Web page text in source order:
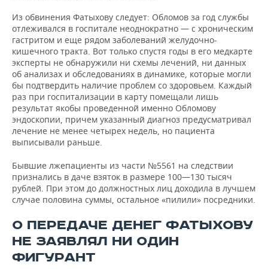
Из обвинения Фатыхову следует: Обломов за год службы
отлеживался в госпитале неоднократно — с хроническим
гастритом и еще рядом заболеваний желудочно-
кишечного тракта. Вот только спустя годы в его медкарте
эксперты не обнаружили ни схемы лечений, ни данных
об анализах и обследованиях в динамике, которые могли
бы подтвердить наличие проблем со здоровьем. Каждый
раз при госпитализации в карту помещали лишь
результат якобы проведенной именно Обломову
эндоскопии, причем указанный диагноз предусматривал
лечение не менее четырех недель, но пациента
выписывали раньше.
Бывшие лжепациенты из части №5561 на следствии
признались в даче взяток в размере 100—130 тысяч
рублей. При этом до должностных лиц доходила в лучшем
случае половина суммы, остальное «пилили» посредники.
О ПЕРЕДАЧЕ ДЕНЕГ ФАТЫХОВУ
НЕ ЗАЯВЛЯЛ НИ ОДИН
ФИГУРАНТ